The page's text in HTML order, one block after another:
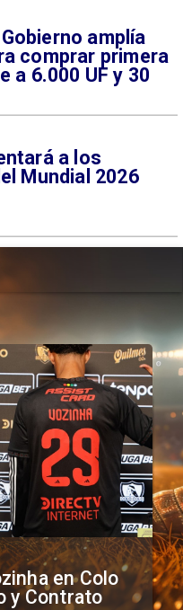
amplía
comprar primera
a 6.000 UF y 30
a los
Mundial 2026
en Colo
y Contrato